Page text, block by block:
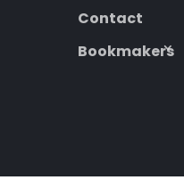
Contact
Bookmakers